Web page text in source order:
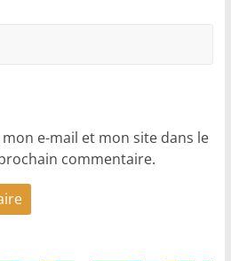
e-mail et mon site dans le
commentaire.